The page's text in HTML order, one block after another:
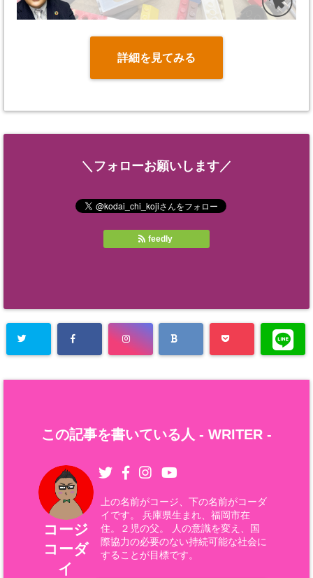
詳細を見てみる
＼フォローお願いします／
feedly
この記事を書いている人 - WRITER -
コージ
コーダ
イ
上の名前がコージ、下の名前がコーダ
イです。 兵庫県生まれ、福岡市在
住。２児の父。 人の意識を変え、国
際協力の必要のない持続可能な社会に
することが目標です。